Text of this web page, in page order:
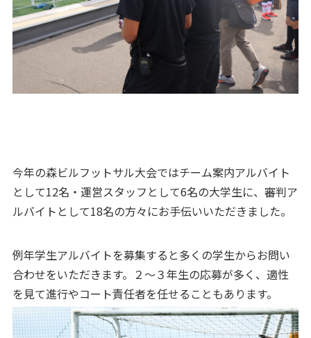
今年の森ビルフットサル大会ではチーム案内アルバイト
として12名・運営スタッフとして6名の大学生に、審判ア
ルバイトとして18名の方々にお手伝いいただきました。
例年学生アルバイトを募集すると多くの学生からお問い
合わせをいただきます。２～３年生の応募が多く、適性
を見て進行やコート責任者を任せることもあります。